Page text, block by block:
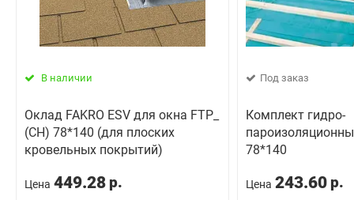
В наличии
Оклад FAKRO ESV для окна FTP_
(CH) 78*140 (для плоских
кровельных покрытий)
Цена 449.28 р.
Под заказ
Комплект гидро-
78*140
Цена 243.60 р.